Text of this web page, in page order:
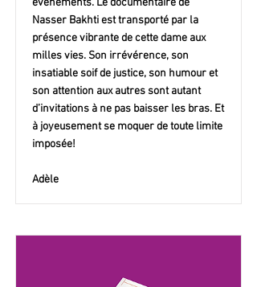
événements. Le documentaire de
Nasser Bakhti est transporté par la
présence vibrante de cette dame aux
milles vies. Son irrévérence, son
insatiable soif de justice, son humour et
son attention aux autres sont autant
d’invitations à ne pas baisser les bras. Et
à joyeusement se moquer de toute limite
imposée!
Adèle